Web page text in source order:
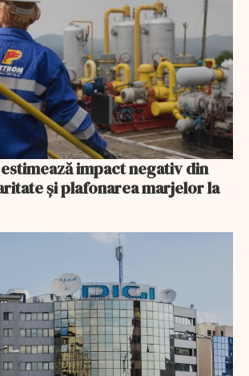
impact negativ din
și plafonarea marjelor la